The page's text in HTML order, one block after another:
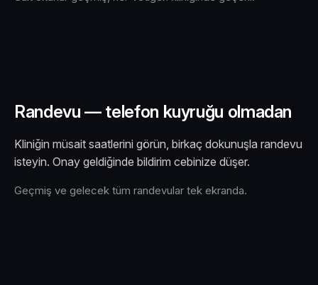
Randevu — telefon kuyruğu olmadan
Kliniğin müsait saatlerini görün, birkaç dokunuşla randevu
isteyin. Onay geldiğinde bildirim cebinize düşer.
Geçmiş ve gelecek tüm randevular tek ekranda.